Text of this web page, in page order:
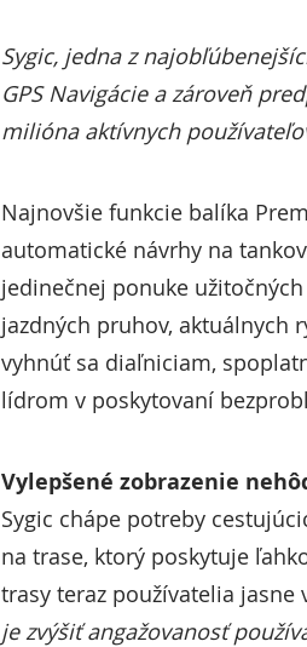
Sygic, jedna z
GPS Navigácie a zároveň
milióna aktívnych
Najnovšie funkcie balíka
automatické návrhy na
jedinečnej ponuke
jazdných pruhov, aktuálnych
vyhnúť sa diaľniciam,
lídrom v poskytovaní
Vylepšené zobrazenie
Sygic chápe potreby
na trase, ktorý poskytuje
trasy teraz používatelia
je zvýšiť angažovanosť